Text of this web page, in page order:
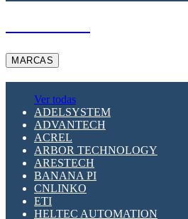
MARCAS
Ver todas
ADELSYSTEM
ADVANTECH
ACREL
ARBOR TECHNOLOGY
ARESTECH
BANANA PI
CNLINKO
ETI
HELTEC AUTOMATION